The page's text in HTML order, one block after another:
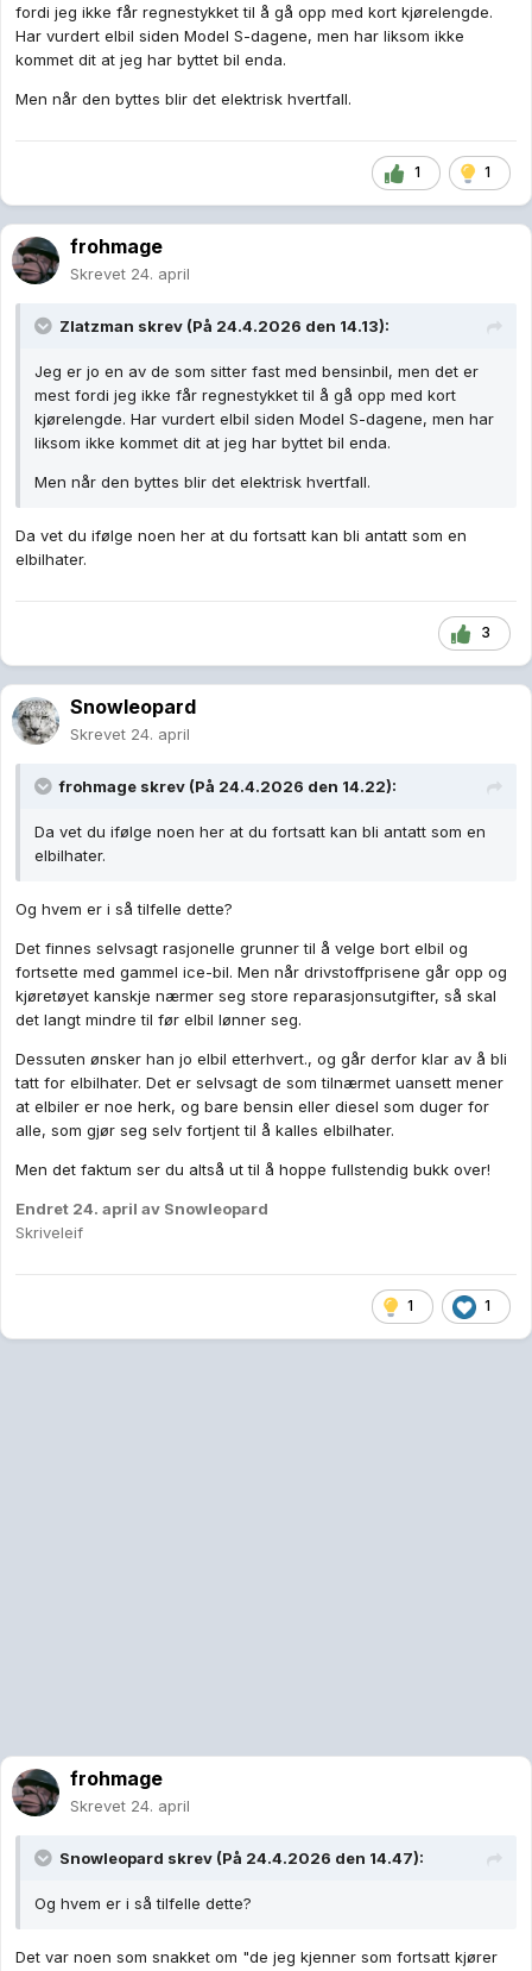
fordi jeg ikke får regnestykket til å gå opp med kort kjørelengde.
Har vurdert elbil siden Model S-dagene, men har liksom ikke
kommet dit at jeg har byttet bil enda.
Men når den byttes blir det elektrisk hvertfall.
1 1
frohmage
Skrevet 24. april
Zlatzman skrev (På 24.4.2026 den 14.13):
Jeg er jo en av de som sitter fast med bensinbil, men det er
mest fordi jeg ikke får regnestykket til å gå opp med kort
kjørelengde. Har vurdert elbil siden Model S-dagene, men har
liksom ikke kommet dit at jeg har byttet bil enda.
Men når den byttes blir det elektrisk hvertfall.
Da vet du ifølge noen her at du fortsatt kan bli antatt som en
elbilhater.
3
Snowleopard
Skrevet 24. april
frohmage skrev (På 24.4.2026 den 14.22):
Da vet du ifølge noen her at du fortsatt kan bli antatt som en
elbilhater.
Og hvem er i så tilfelle dette?
Det finnes selvsagt rasjonelle grunner til å velge bort elbil og
fortsette med gammel ice-bil. Men når drivstoffprisene går opp og
kjøretøyet kanskje nærmer seg store reparasjonsutgifter, så skal
det langt mindre til før elbil lønner seg.
Dessuten ønsker han jo elbil etterhvert., og går derfor klar av å bli
tatt for elbilhater. Det er selvsagt de som tilnærmet uansett mener
at elbiler er noe herk, og bare bensin eller diesel som duger for
alle, som gjør seg selv fortjent til å kalles elbilhater.
Men det faktum ser du altså ut til å hoppe fullstendig bukk over!
Endret 24. april av Snowleopard
Skriveleif
1 1
frohmage
Skrevet 24. april
Snowleopard skrev (På 24.4.2026 den 14.47):
Og hvem er i så tilfelle dette?
Det var noen som snakket om "de jeg kjenner som fortsatt kjører